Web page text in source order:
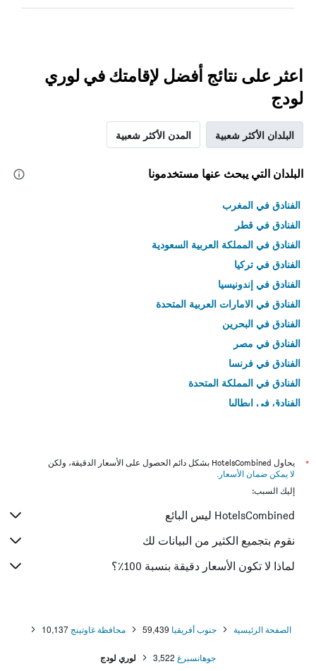
اعثر على نتائج أفضل لإقامتك في لوري
لودج
البلدان الأكثر شعبية المدن الأكثر شعبية
البلدان التي يبحث عنها مستخدمونا
الفنادق في المغرب
الفنادق في قطر
الفنادق في المملكة العربية السعودية
الفنادق في تركيا
الفنادق في إندونيسيا
الفنادق في الامارات العربية المتحدة
الفنادق في البحرين
الفنادق في مصر
الفنادق في فرنسا
الفنادق في المملكة المتحدة
الفنادق في إيطاليا
*
يحاول HotelsCombined بشكل دائم الحصول على الأسعار الدقيقة، ولكن
لا يمكن ضمان الأسعار .
إليك السبب:
HotelsCombined ليس البائع
نقوم بتجميع الكثير من البيانات لك
لماذا لا تكون الأسعار دقيقة بنسبة 100٪؟
الصفحة الرئيسية جنوب أفريقيا 59,439 محافظة غاوتينج 10,137
جوهانسبرغ 3,522 لوري لودج